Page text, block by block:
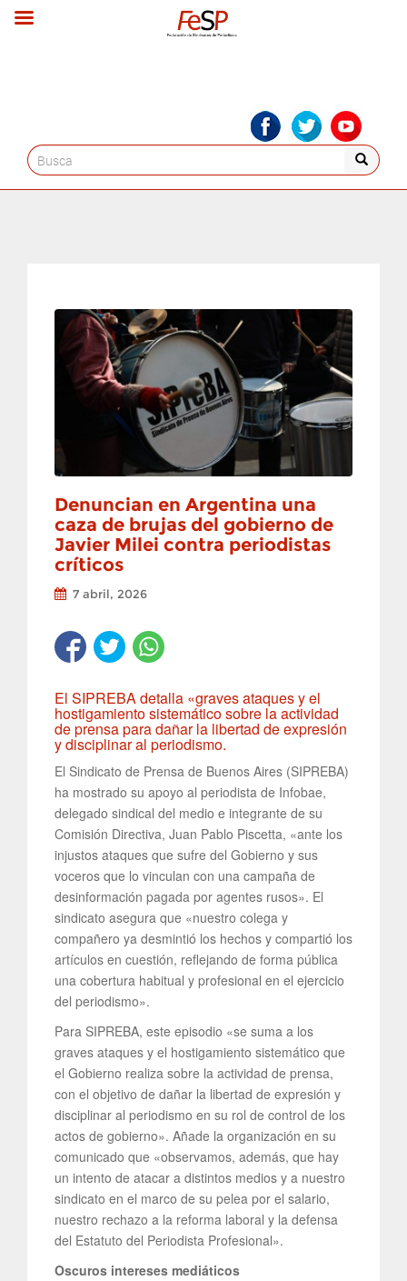
Search
for:
Denuncian en Argentina una
caza de brujas del gobierno de
Javier Milei contra periodistas
críticos
7 abril, 2026
El SIPREBA detalla «graves ataques y el
hostigamiento sistemático sobre la actividad
de prensa para dañar la libertad de expresión
y disciplinar al periodismo.
El Sindicato de Prensa de Buenos Aires (SIPREBA)
ha mostrado su apoyo al periodista de Infobae,
delegado sindical del medio e integrante de su
Comisión Directiva, Juan Pablo Piscetta, «ante los
injustos ataques que sufre del Gobierno y sus
voceros que lo vinculan con una campaña de
desinformación pagada por agentes rusos». El
sindicato asegura que «nuestro colega y
compañero ya desmintió los hechos y compartió los
artículos en cuestión, reflejando de forma pública
una cobertura habitual y profesional en el ejercicio
del periodismo».
Para SIPREBA, este episodio «se suma a los
graves ataques y el hostigamiento sistemático que
el Gobierno realiza sobre la actividad de prensa,
con el objetivo de dañar la libertad de expresión y
disciplinar al periodismo en su rol de control de los
actos de gobierno». Añade la organización en su
comunicado que «observamos, además, que hay
un intento de atacar a distintos medios y a nuestro
sindicato en el marco de su pelea por el salario,
nuestro rechazo a la reforma laboral y la defensa
del Estatuto del Periodista Profesional».
Oscuros intereses mediáticos